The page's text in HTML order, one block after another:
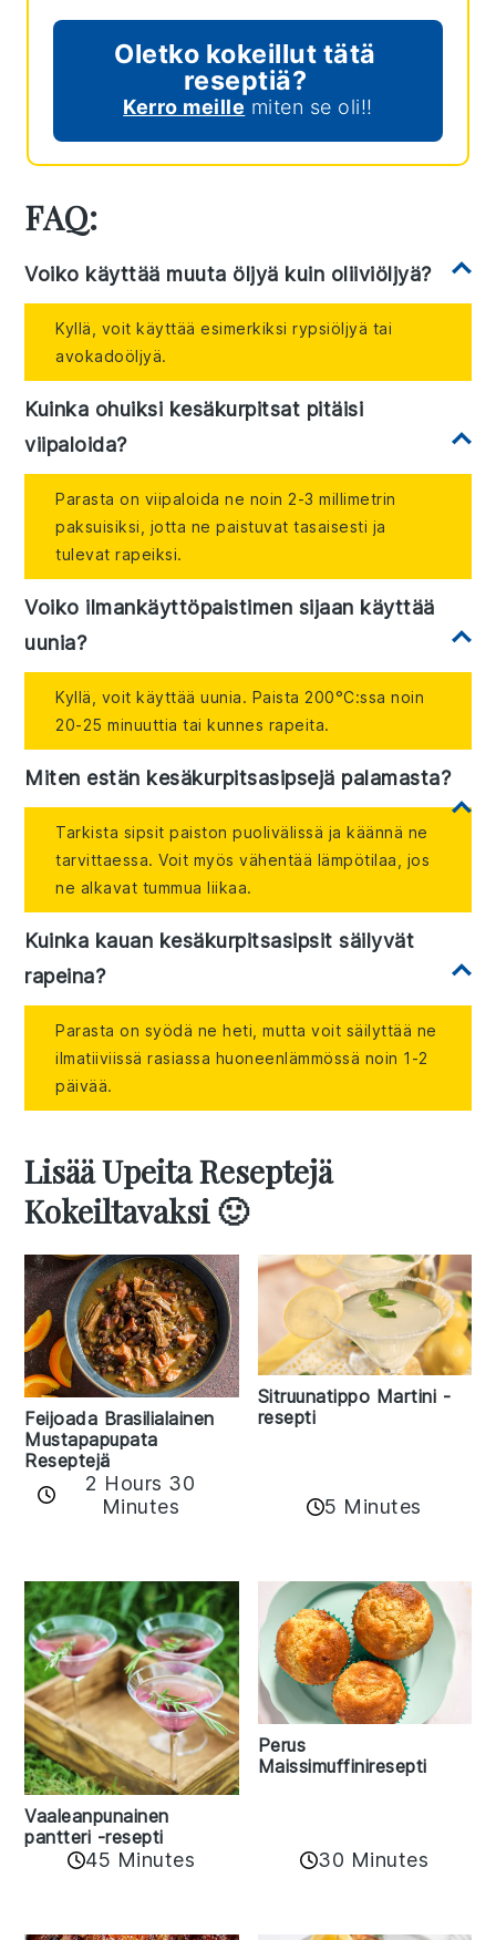
Oletko kokeillut tätä
reseptiä?
Kerro meille miten se oli!!
FAQ:
Voiko käyttää muuta öljyä kuin oliiviöljyä?
Kyllä, voit käyttää esimerkiksi rypsiöljyä tai
avokadoöljyä.
Kuinka ohuiksi kesäkurpitsat pitäisi
viipaloida?
Parasta on viipaloida ne noin 2-3 millimetrin
paksuisiksi, jotta ne paistuvat tasaisesti ja
tulevat rapeiksi.
Voiko ilmankäyttöpaistimen sijaan käyttää
uunia?
Kyllä, voit käyttää uunia. Paista 200°C:ssa noin
20-25 minuuttia tai kunnes rapeita.
Miten estän kesäkurpitsasipsejä palamasta?
Tarkista sipsit paiston puolivälissä ja käännä ne
tarvittaessa. Voit myös vähentää lämpötilaa, jos
ne alkavat tummua liikaa.
Kuinka kauan kesäkurpitsasipsit säilyvät
rapeina?
Parasta on syödä ne heti, mutta voit säilyttää ne
ilmatiiviissä rasiassa huoneenlämmössä noin 1-2
päivää.
Lisää Upeita Reseptejä
Kokeiltavaksi 🙂
Feijoada Brasilialainen
Mustapapupata
Reseptejä
2 Hours 30
Minutes
Sitruunatippo Martini -
resepti
5 Minutes
Vaaleanpunainen
pantteri -resepti
45 Minutes
Perus
Maissimuffiniresepti
30 Minutes